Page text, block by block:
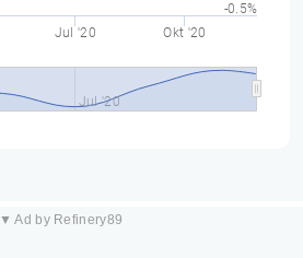
Jul '20 Okt '20
Jul '20
-0.5%
▼ Ad by Refinery89